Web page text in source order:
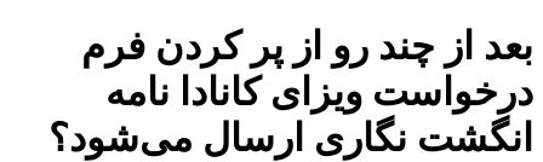
چند رو از پر کردن فرم
ویزای کانادا نامه
نگاری ارسال می‌شود؟